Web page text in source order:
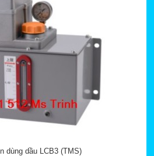
dùng dầu LCB3 (TMS)